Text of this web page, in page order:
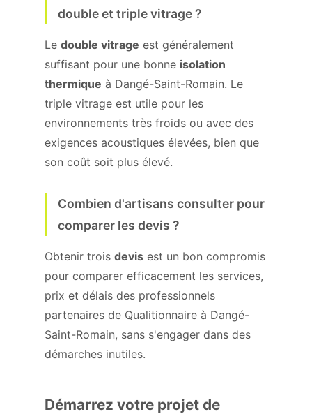
double et triple vitrage ?
Le double vitrage est généralement
suffisant pour une bonne isolation
thermique à Dangé-Saint-Romain. Le
triple vitrage est utile pour les
environnements très froids ou avec des
exigences acoustiques élevées, bien que
son coût soit plus élevé.
Combien d'artisans consulter pour
comparer les devis ?
Obtenir trois devis est un bon compromis
pour comparer efficacement les services,
prix et délais des professionnels
partenaires de Qualitionnaire à Dangé-
Saint-Romain, sans s'engager dans des
démarches inutiles.
Démarrez votre projet de